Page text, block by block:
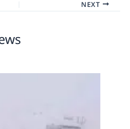
NEXT